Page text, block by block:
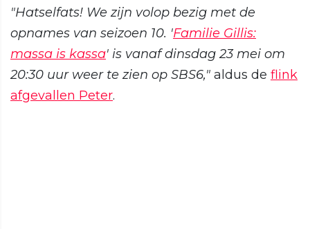
"Hatselfats! We zijn volop bezig met de
opnames van seizoen 10. 'Familie Gillis:
massa is kassa' is vanaf dinsdag 23 mei om
20:30 uur weer te zien op SBS6," aldus de flink
afgevallen Peter.